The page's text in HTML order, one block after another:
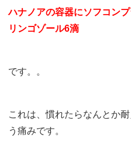
ハナノアの容器にソフコン
リンゴゾール6滴
です。。
これは、慣れたらなんとか
う痛みです。